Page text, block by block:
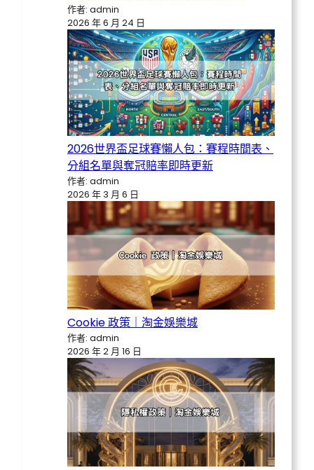
作者: admin
2026 年 6 月 24 日
2026世界盃足球賽懶人包：賽程時間表、
分組名單與奪冠賠率即時更新
作者: admin
2026 年 3 月 6 日
Cookie 政策｜淘金娛樂城
作者: admin
2026 年 2 月 16 日